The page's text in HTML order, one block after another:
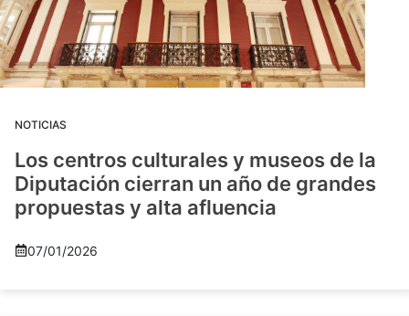
NOTICIAS
Los centros culturales y museos de la
Diputación cierran un año de grandes
propuestas y alta afluencia
07/01/2026